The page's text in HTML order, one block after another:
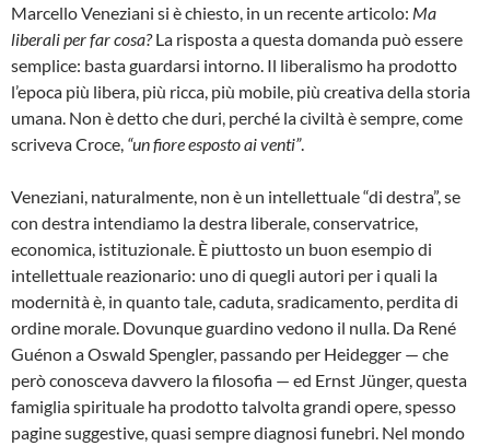
Marcello Veneziani si è chiesto, in un recente articolo: Ma
liberali per far cosa?La risposta a questa domanda può essere
semplice: basta guardarsi intorno. Il liberalismo ha prodotto
l’epoca più libera, più ricca, più mobile, più creativa della storia
umana. Non è detto che duri, perché la civiltà è sempre, come
scriveva Croce, “un fiore esposto ai venti”.
Veneziani, naturalmente, non è un intellettuale “di destra”, se
con destra intendiamo la destra liberale, conservatrice,
economica, istituzionale. È piuttosto un buon esempio di
intellettuale reazionario: uno di quegli autori per i quali la
modernità è, in quanto tale, caduta, sradicamento, perdita di
ordine morale. Dovunque guardino vedono il nulla. Da René
Guénon a Oswald Spengler, passando per Heidegger — che
però conosceva davvero la filosofia — ed Ernst Jünger, questa
famiglia spirituale ha prodotto talvolta grandi opere, spesso
pagine suggestive, quasi sempre diagnosi funebri. Nel mondo